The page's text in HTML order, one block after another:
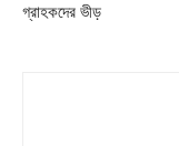
গ্রাহকদের ভীড়